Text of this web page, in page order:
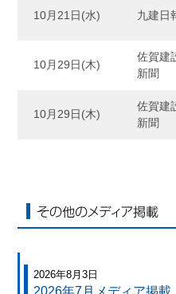
10月21日(水) 九建日
10月29日(木)
佐賀建
新聞
10月29日(木)
佐賀建
新聞
2026年8月3日
2026年7月メディア掲載